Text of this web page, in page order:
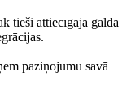
tieši attiecīgajā galdā
paziņojumu savā